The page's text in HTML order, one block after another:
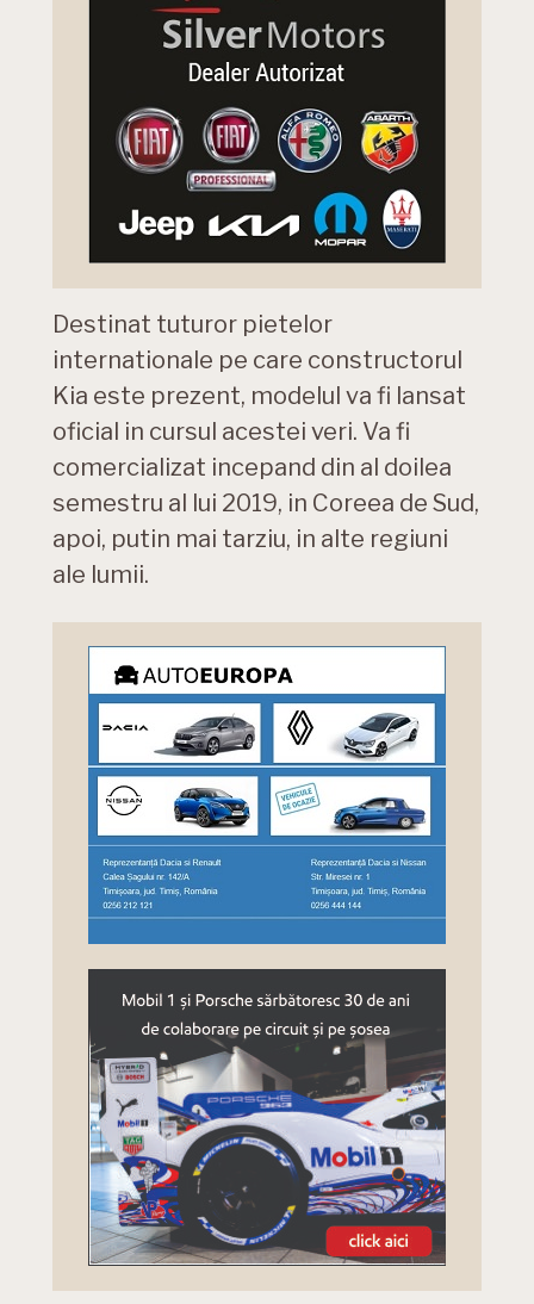
Destinat tuturor pietelor
internationale pe care constructorul
Kia este prezent, modelul va fi lansat
oficial in cursul acestei veri. Va fi
comercializat incepand din al doilea
semestru al lui 2019, in Coreea de Sud,
apoi, putin mai tarziu, in alte regiuni
ale lumii.